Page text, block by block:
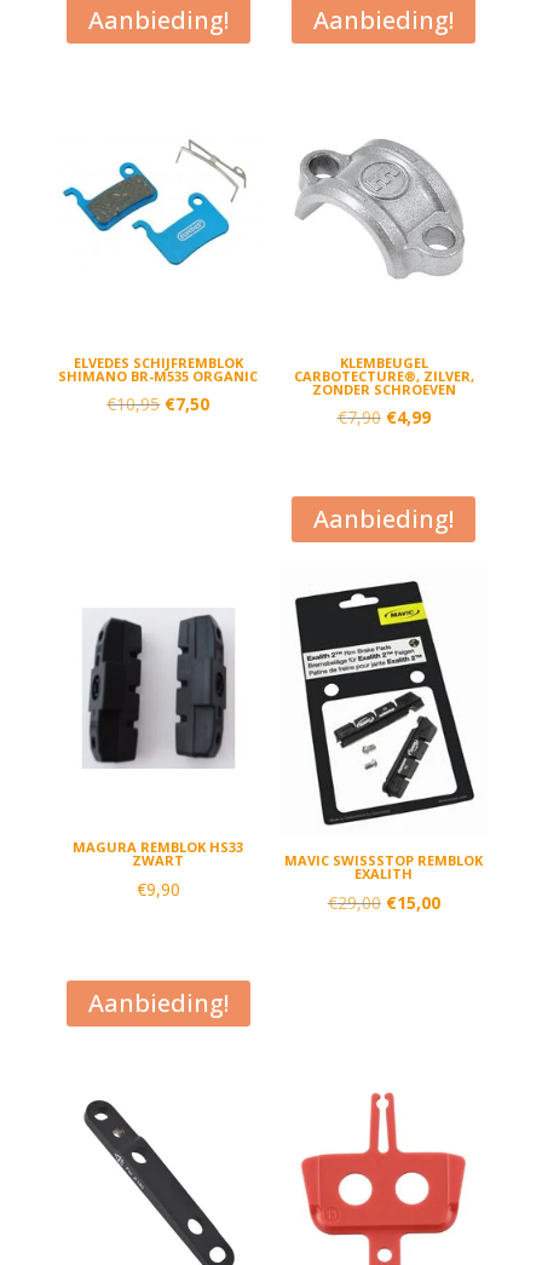
€11,95.€7,50.
Aanbieding!
ELVEDES SCHIJFREMBLOK
SHIMANO BR-M535 ORGANIC
€10,95 Oorspronkelijke
€7,50Huidige
Aanbieding!
KLEMBEUGEL
CARBOTECTURE®, ZILVER,
ZONDER SCHROEVEN
€7,90 Oorspronkelijke
€7,90.
€4,99Huidige
€4,99.
MAGURA REMBLOK HS33
ZWART
€9,90
Aanbieding!
MAVIC SWISSSTOP REMBLOK
EXALITH
€29,00 Oorspronkelijke
€15,00Huidige
Aanbieding!